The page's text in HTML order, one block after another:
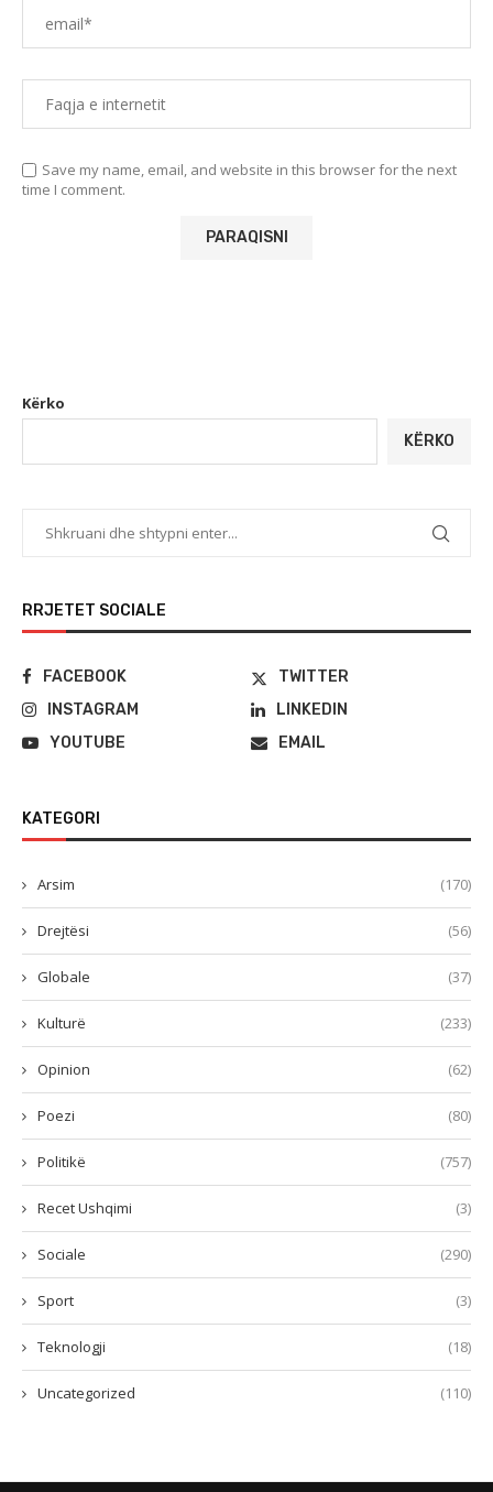
Save my name, email, and website in this browser for the next
time I comment.
Kërko
KËRKO
RRJETET SOCIALE
FACEBOOK
TWITTER
INSTAGRAM
LINKEDIN
YOUTUBE
EMAIL
KATEGORI
Arsim (170)
Drejtësi (56)
Globale (37)
Kulturë (233)
Opinion (62)
Poezi (80)
Politikë (757)
Recet Ushqimi (3)
Sociale (290)
Sport (3)
Teknologji (18)
Uncategorized (110)